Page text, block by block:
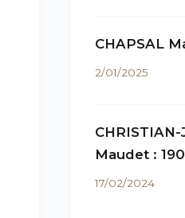
CHAPSAL
2/01/2025
Maudet :
17/02/2024